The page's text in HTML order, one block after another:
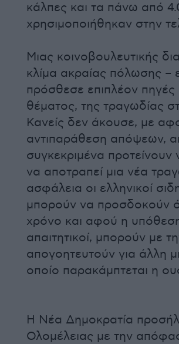
κάλπες και τα πάνω από
χρησιμοποιήθηκαν στην
Μιας κοινοβουλευτικής
κλίμα ακραίας πόλωσης –
πρόσθεσε επιπλέον
θέματος, της τραγωδίας
Κανείς δεν άκουσε, με
αντιπαράθεση απόψεων,
συγκεκριμένα προτείνουν
να αποτραπεί μια νέα
ασφάλεια οι ελληνικοί
μπορούν να προσδοκούν
χρόνο και αφού η
απαιτητικοί, μπορούν με
απογοητευτούν για άλλη
οποίο παρακάμπτεται η
Η Νέα Δημοκρατία
Ολομέλειας με την